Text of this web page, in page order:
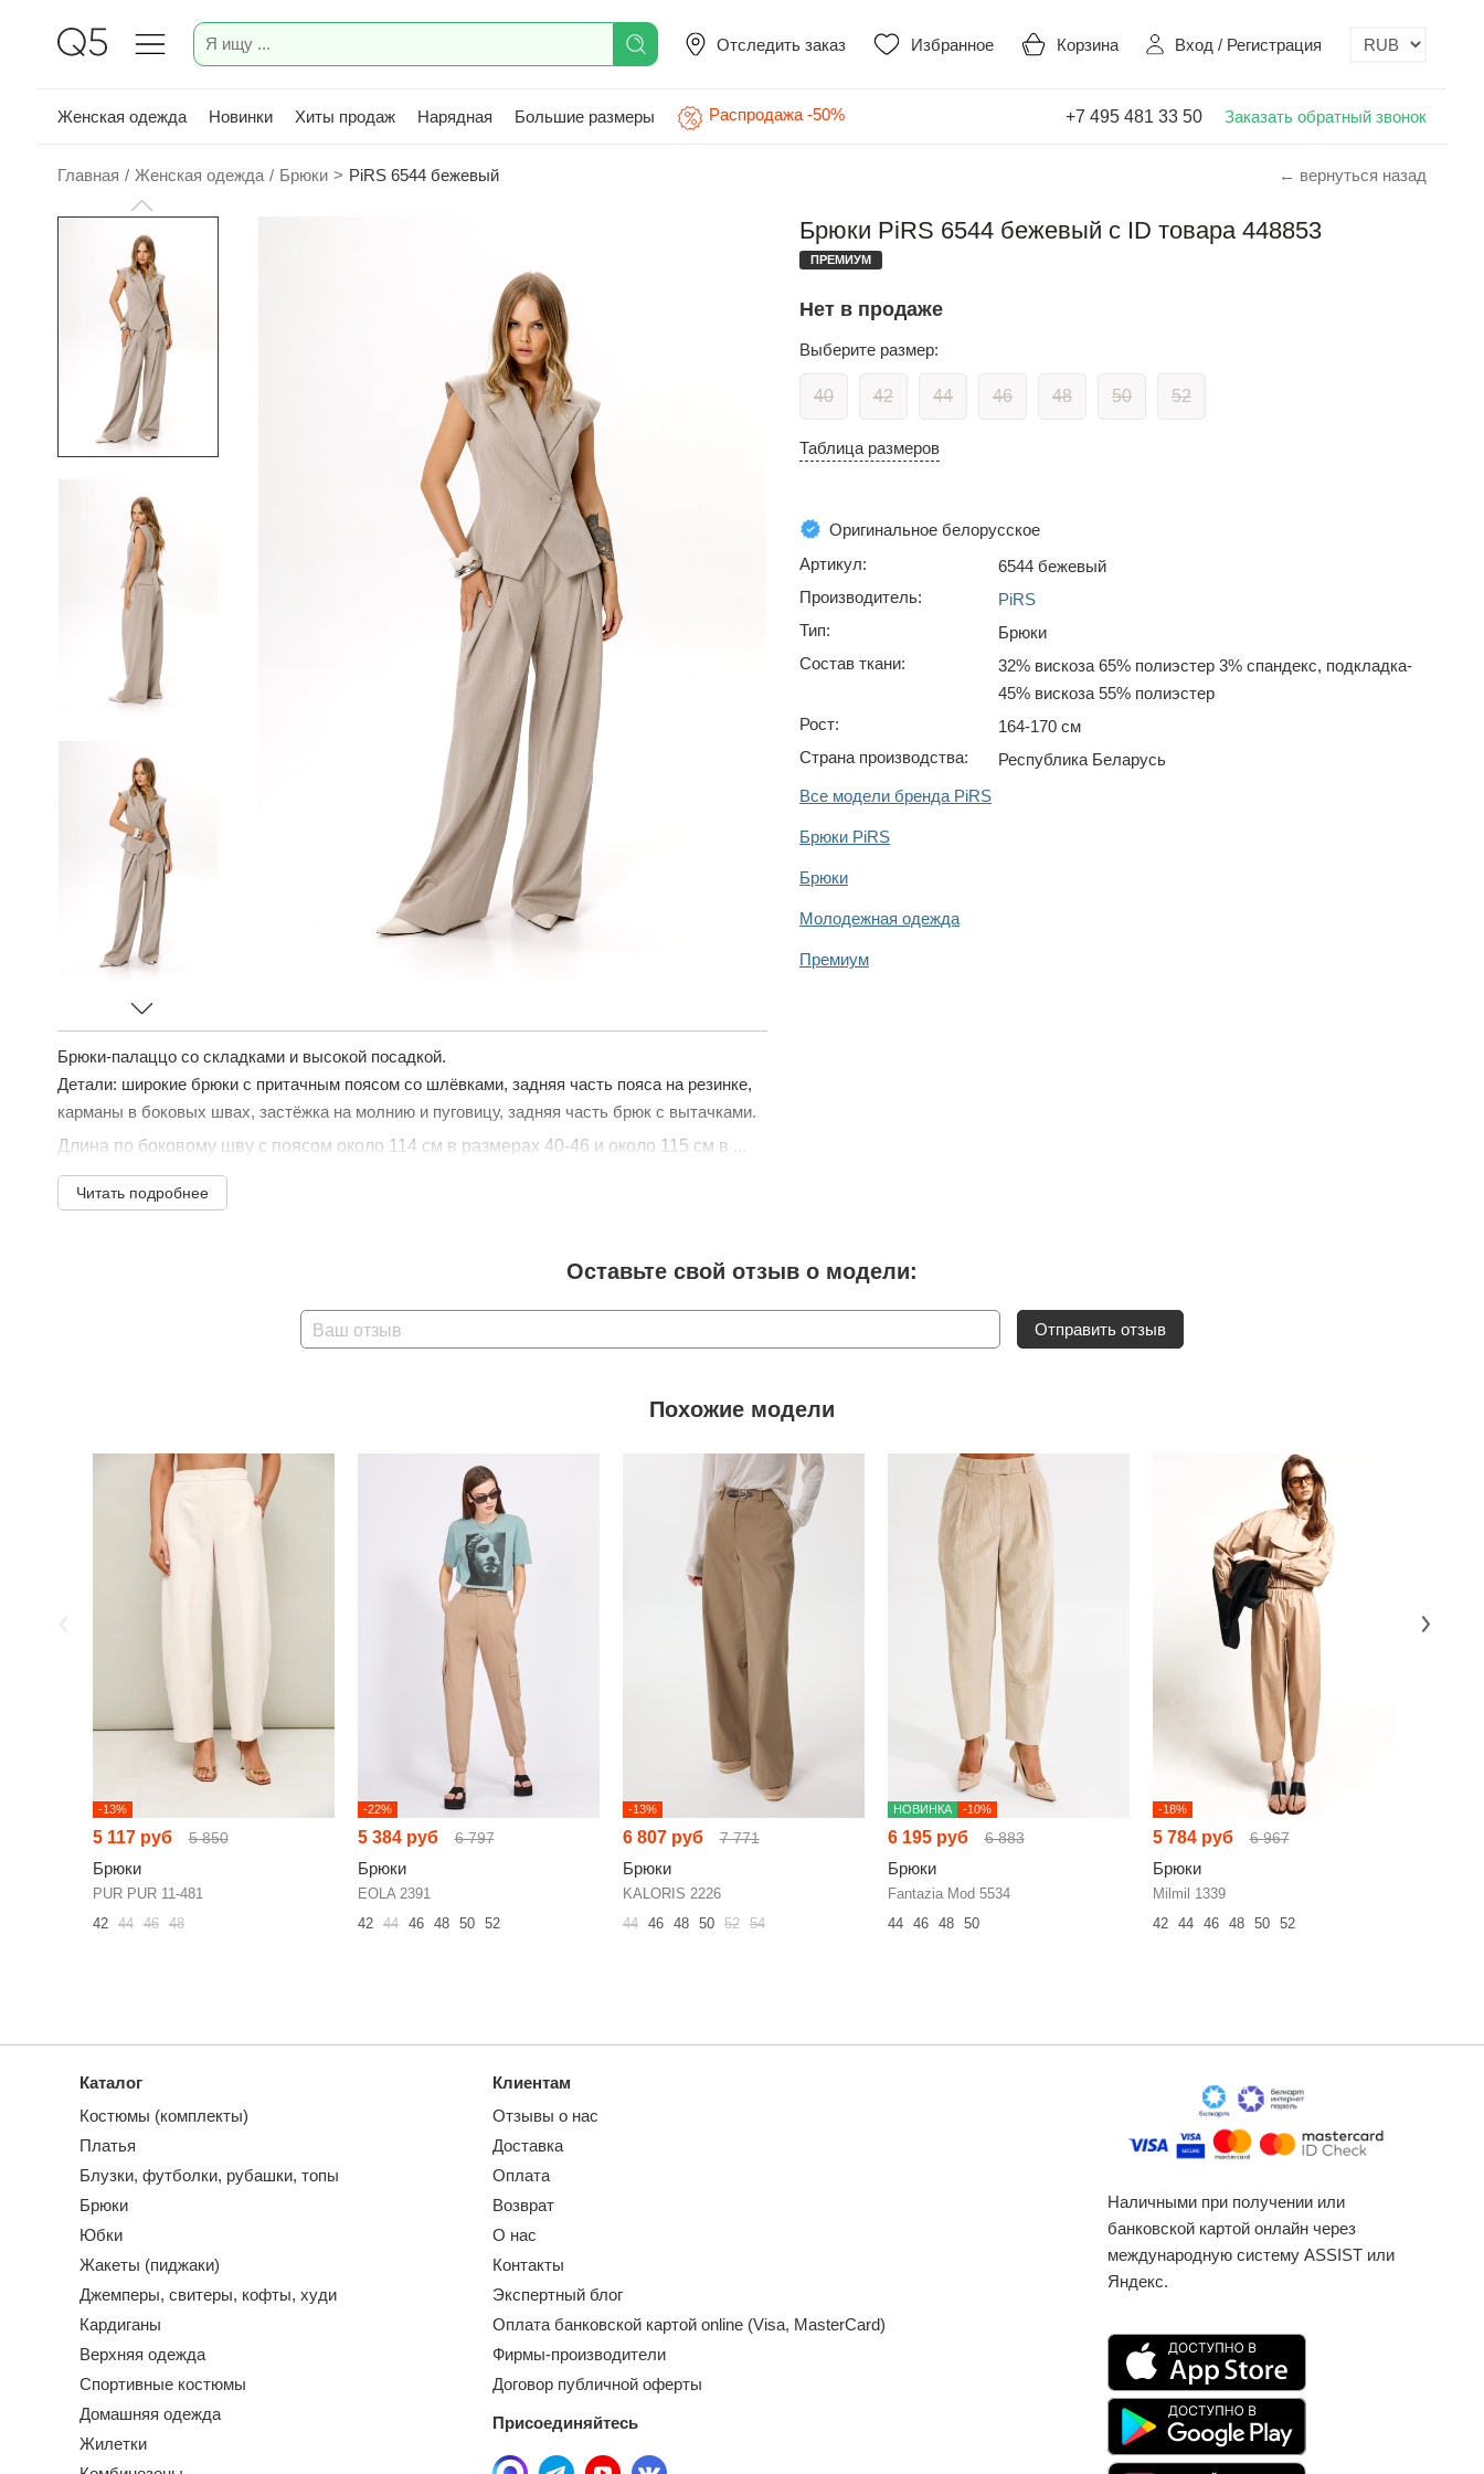
Отследить заказ Избранное Корзина Вход / Регистрация
Женская одежда Новинки Хиты продаж Нарядная Большие размеры Распродажа -50% +7 495 481 33 50 Заказать обратный звонок
Главная / Женская одежда / Брюки > PiRS 6544 бежевый ← вернуться назад
Брюки-палаццо со складками и высокой посадкой.
Детали: широкие брюки с притачным поясом со шлёвками, задняя часть пояса на резинке,
карманы в боковых швах, застёжка на молнию и пуговицу, задняя часть брюк с вытачками.
Длина по боковому шву с поясом около 114 см в размерах 40-46 и около 115 см в ...
Читать подробнее
Брюки PiRS 6544 бежевый с ID товара 448853
ПРЕМИУМ
Нет в продаже
Выберите размер:
40 42 44 46 48 50 52
Таблица размеров
Оригинальное белорусское
Артикул:
6544 бежевый
Производитель:
PiRS
Тип:
Брюки
Состав ткани:
32% вискоза 65% полиэстер 3% спандекс, подкладка-
45% вискоза 55% полиэстер
Рост:
164-170 см
Страна производства:
Республика Беларусь
Все модели бренда PiRS
Брюки PiRS
Брюки
Молодежная одежда
Премиум
Оставьте свой отзыв о модели:
Ваш отзыв Отправить отзыв
Похожие модели
-13%
5 117 руб 5 850
Брюки
PUR PUR 11-481
42 44 46 48
-22%
5 384 руб 6 797
Брюки
EOLA 2391
42 44 46 48 50 52
-13%
6 807 руб 7 771
Брюки
KALORIS 2226
44
46 48 50 52 54
НОВИНКА -10%
6 195 руб 6 883
Брюки
Fantazia Mod 5534
44
46 48 50
-18%
5 784 руб 6 967
Брюки
Milmil 1339
42
44 46 48 50 52
Каталог
Костюмы (комплекты)
Платья
Блузки, футболки, рубашки, топы
Брюки
Юбки
Жакеты (пиджаки)
Джемперы, свитеры, кофты, худи
Кардиганы
Верхняя одежда
Спортивные костюмы
Домашняя одежда
Жилетки
Клиентам
Отзывы о нас
Доставка
Оплата
Возврат
О нас
Контакты
Экспертный блог
Оплата банковской картой online (Visa, MasterCard)
Фирмы-производители
Договор публичной оферты
Присоединяйтесь
Наличными при получении или
банковской картой онлайн через
международную систему ASSIST или
Яндекс.